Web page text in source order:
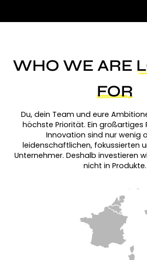
WHO WE ARE
FOR
Du, dein Team und eure
höchste Priorität. Ein großartiges
Innovation sind nur wenig
leidenschaftlichen, fokussierten
Unternehmer. Deshalb investieren
nicht in Produkte.